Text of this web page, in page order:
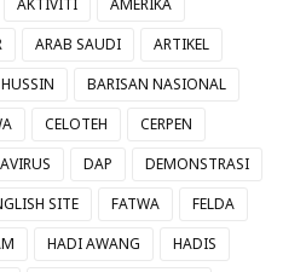
AKTIVITI
AMERIKA
ARAB SAUDI
ARTIKEL
BARISAN NASIONAL
CELOTEH
CERPEN
DAP
DEMONSTRASI
SITE FATWA
FELDA
HADI AWANG
HADIS